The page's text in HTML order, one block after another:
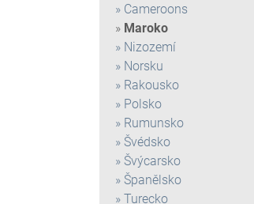
Cameroons
Maroko
Nizozemí
Norsku
Rakousko
Polsko
Rumunsko
Švédsko
Švýcarsko
Španělsko
Turecko